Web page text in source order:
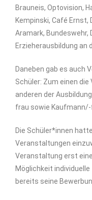
Brauneis, Optovision,
Kempinski, Café Ernst,
Aramark, Bundeswehr,
Erzieherausbildung an
Daneben gab es auch
Schüler: Zum einen
anderen der
frau sowie
Die Schüler*innen
Veranstaltungen
Veranstaltung erst
Möglichkeit
bereits seine